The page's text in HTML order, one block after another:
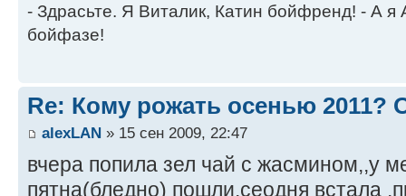
- Здрасьте. Я Виталик, Катин бойфренд! - А я
бойфазе!
Re: Кому рожать осенью 2011?
alexLAN » 15 сен 2009, 22:47
вчера попила зел чай с жасмином,,у
пятна(бледно) пошли,сеодня встала